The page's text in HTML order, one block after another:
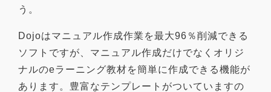
う。
Dojoはマニュアル作成作業を最大96％削減できる
ソフト ですが、マニュアル作成だけでなくオリジ
ナルのeラーニング教材を簡単に作成できる機能が
あります。豊富なテンプレートがついていますの